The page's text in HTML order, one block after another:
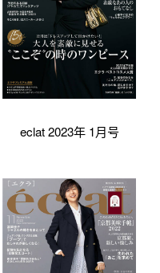
eclat 2023年 1月号